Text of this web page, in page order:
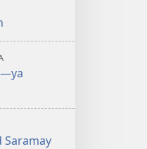
Saramay